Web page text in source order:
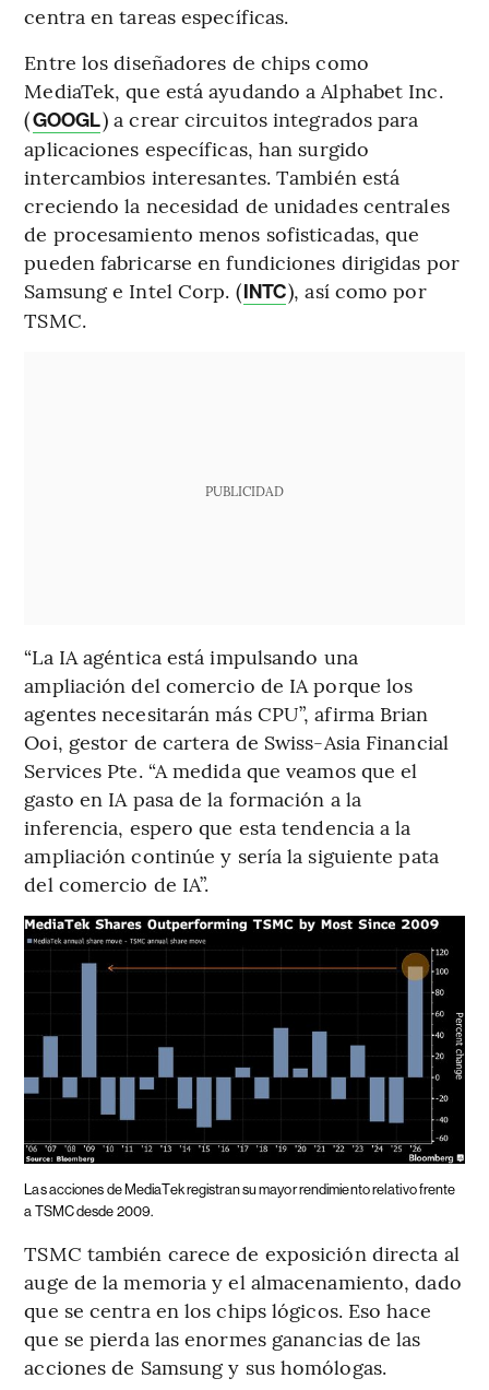
centra en tareas específicas.
Entre los diseñadores de chips como
MediaTek, que está ayudando a Alphabet Inc.
(GOOGL) a crear circuitos integrados para
aplicaciones específicas, han surgido
intercambios interesantes. También está
creciendo la necesidad de unidades centrales
de procesamiento menos sofisticadas, que
pueden fabricarse en fundiciones dirigidas por
Samsung e Intel Corp. (INTC), así como por
TSMC.
PUBLICIDAD
“La IA agéntica está impulsando una
ampliación del comercio de IA porque los
agentes necesitarán más CPU”, afirma Brian
Ooi, gestor de cartera de Swiss-Asia Financial
Services Pte. “A medida que veamos que el
gasto en IA pasa de la formación a la
inferencia, espero que esta tendencia a la
ampliación continúe y sería la siguiente pata
del comercio de IA”.
Las acciones de MediaTek registran su mayor rendimiento relativo frente
a TSMC desde 2009.
TSMC también carece de exposición directa al
auge de la memoria y el almacenamiento, dado
que se centra en los chips lógicos. Eso hace
que se pierda las enormes ganancias de las
acciones de Samsung y sus homólogas.